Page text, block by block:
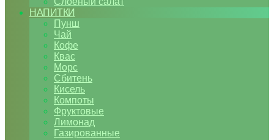
НАПИТКИ
Пунш
Чай
Кофе
Квас
Морс
Сбитень
Кисель
Компоты
Фруктовые
Лимонад
Газированные